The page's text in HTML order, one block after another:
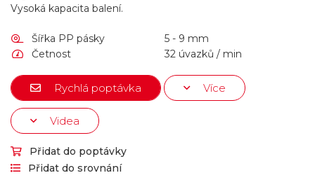
Vysoká kapacita balení.
Šířka PP pásky
5 - 9 mm
Četnost
32 úvazků / min
Rychlá poptávka Více
Videa
Přidat do poptávky
Přidat do srovnání